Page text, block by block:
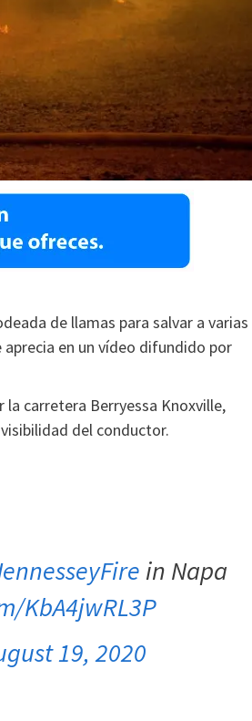
de llamas para salvar a varias
en un vídeo difundido por
carretera Berryessa Knoxville,
del conductor.
in Napa
KbA4jwRL3P
19, 2020